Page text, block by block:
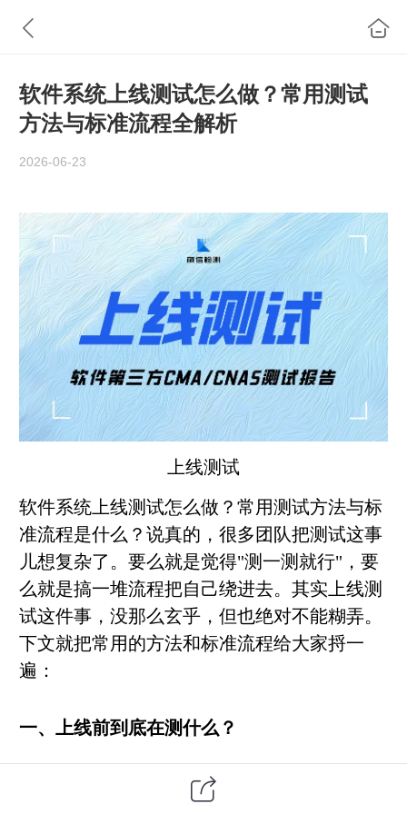
软件系统上线测试怎么做？常用测试
方法与标准流程全解析
2026-06-23
上线测试
软件系统 上线测试怎么做？常用测试方法与标
准流程是什么？说真的，很多团队把测试这事
儿想复杂了。 要么就是觉得"测一测就行"，要
么就是搞一堆流程把自己绕进去。其实上线测
试这件事，没那么玄乎，但也绝对不能糊弄。
下文就把常用的方法和标准流程给大家捋一
遍：
一、上线前到底在测什么？
很多人以为测试就是"找bug"。对，但不全对。